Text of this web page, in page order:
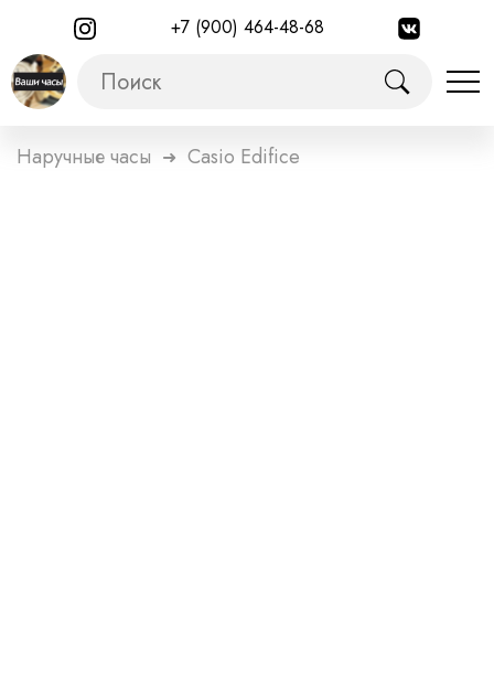
+7 (900) 464-48-68
Наручные часы ➜ Casio Edifice